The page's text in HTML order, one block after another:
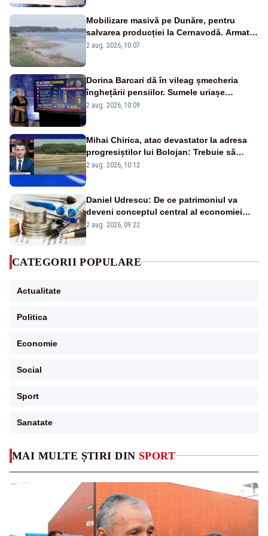
MAI MULTE ȘTIRI DIN SPORT
Mobilizare masivă pe Dunăre, pentru
salvarea producției la Cernavodă. Armata
va detona o stâncă și va devia apa
2 aug. 2026, 10:07
Dorina Barcari dă în vileag șmecheria
înghețării pensiilor. Sumele uriașe
pierdute de fiecare român
2 aug. 2026, 10:09
Mihai Chirica, atac devastator la adresa
progresiștilor lui Bolojan: Trebuie să
protejăm și natura, dar nu șținem omaneii
2 aug. 2026, 10:12
Daniel Udrescu: De ce patrimoniul va
deveni conceptul central al economiei
viitoare?
2 aug. 2026, 09:22
CATEGORII POPULARE
Actualitate
Politica
Economie
Social
Sport
Sanatate